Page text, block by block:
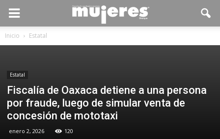
Inicio Estatal
Estatal
Fiscalía de Oaxaca detiene a una persona
por fraude, luego de simular venta de
concesión de mototaxi
enero 2, 2026 120